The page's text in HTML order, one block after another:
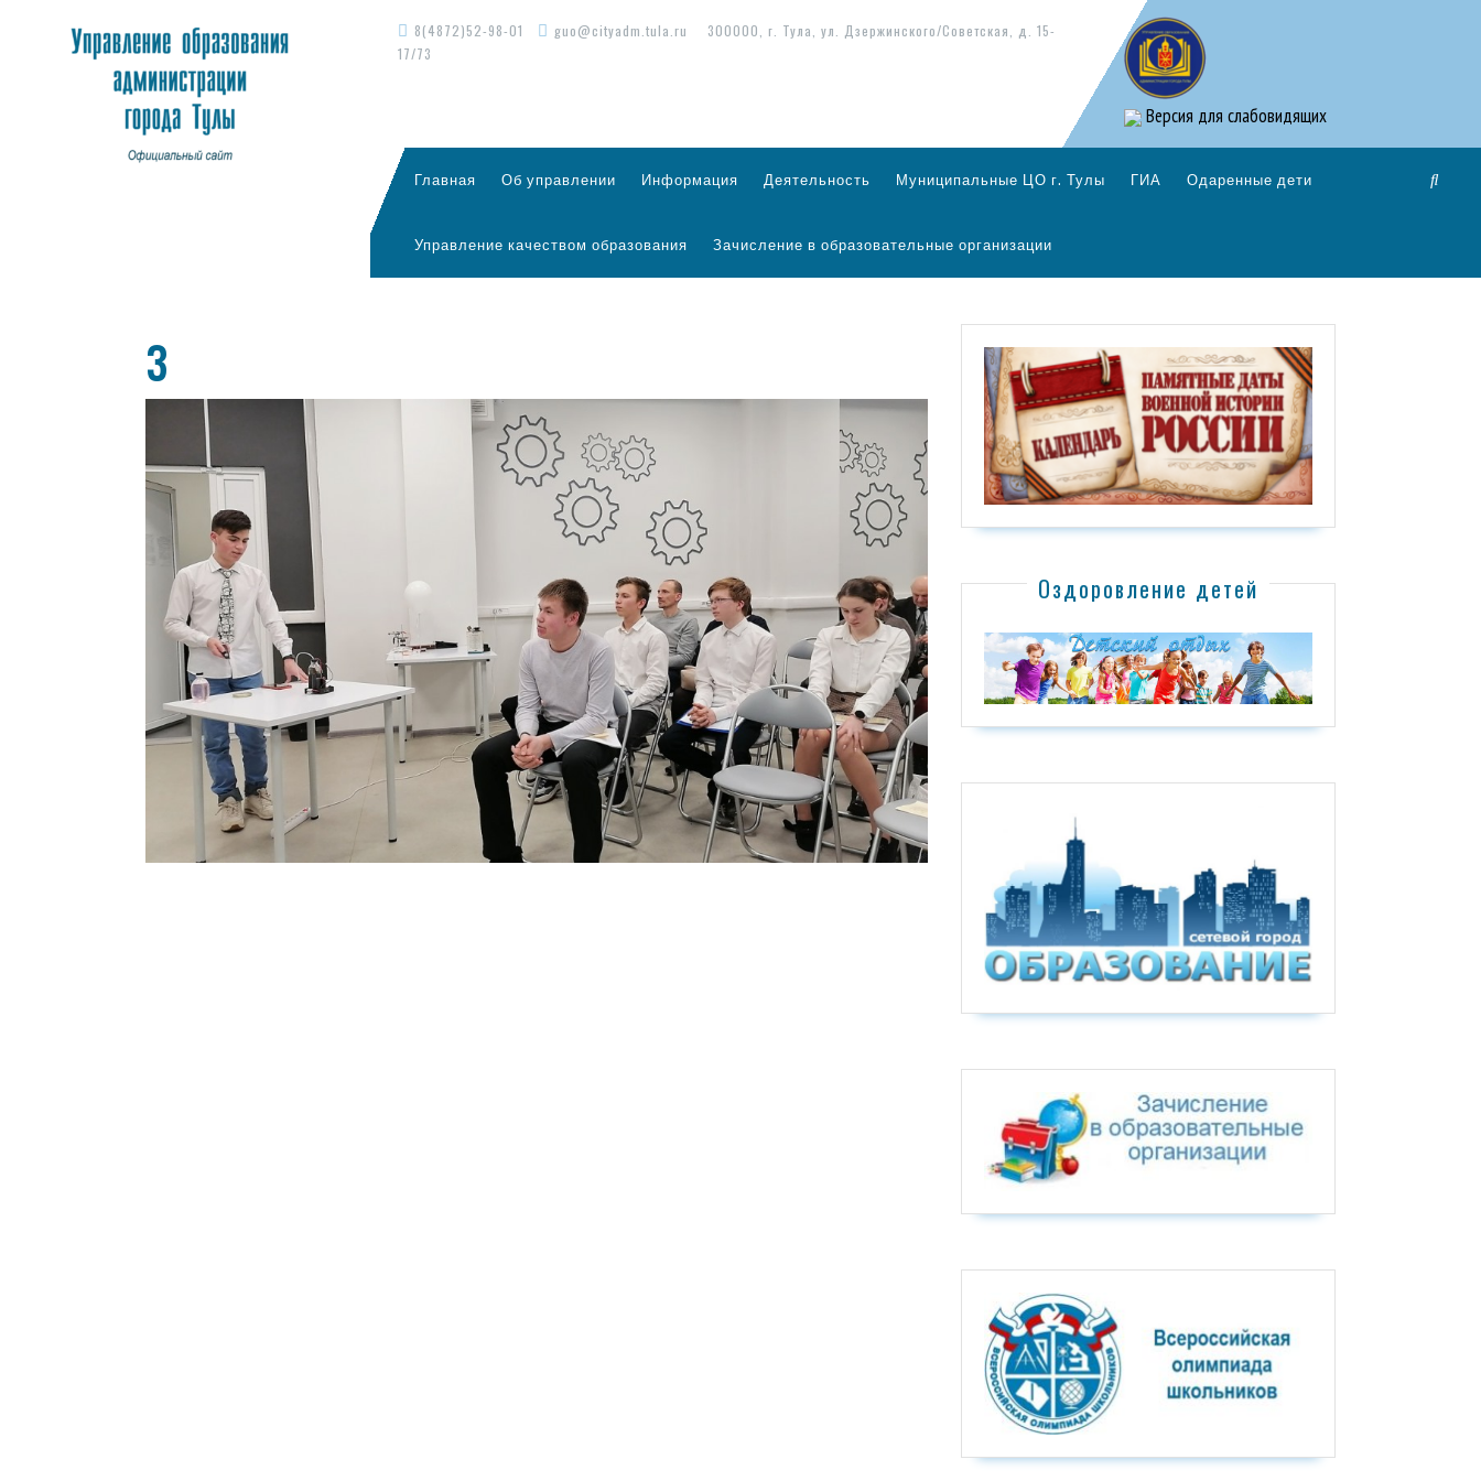
8(4872)52-98-01 guo@cityadm.tula.ru
300000, г. Тула, ул. Дзержинского/Советская, д. 15-
17/73
Версия для слабовидящих
Главная Об управлении Информация Деятельность Муниципальные ЦО г. Тулы ГИА Одаренные дети
Управление качеством образования Зачисление в образовательные организации
3
Оздоровление детей